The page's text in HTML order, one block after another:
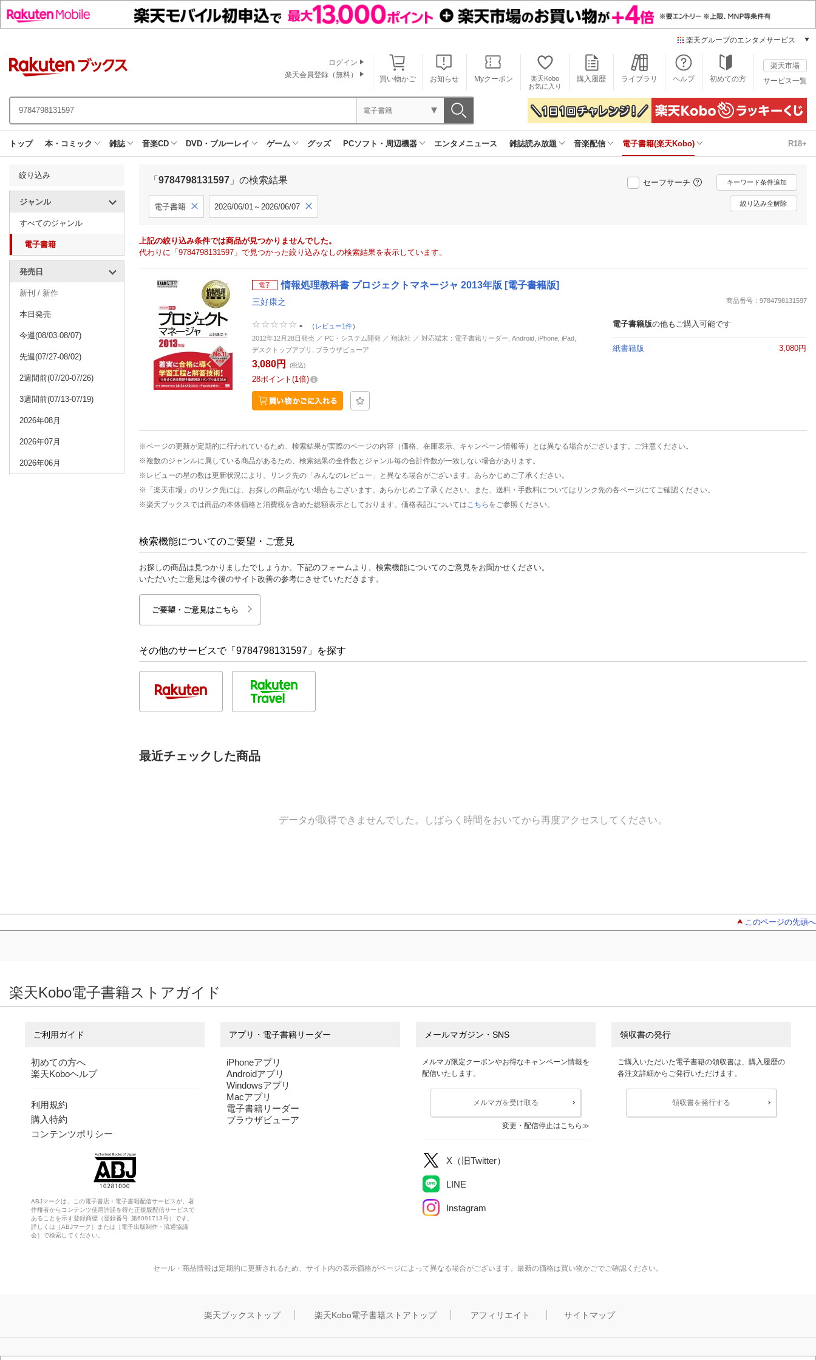
楽天グループのエンタメサービス
本/ゲーム/CD/DVD
楽天ブックス
電子書籍
楽天Kobo
雑誌読み放題
楽天ミュージック
動画配信
楽天TV
動画配信ガイド
推し楽
買い物かご お知らせ Myクーポン
楽天Kobo
お気に入り
購入履歴 ライブラリ ヘルプ 初めての方
楽天市場
サービス一覧
ログイン
楽天会員登録（無料）
電子書籍
トップ 本・コミック 雑誌 音楽CD DVD・ブルーレイ ゲーム グッズ PCソフト・周辺機器 エンタメニュース 雑誌読み放題 音楽配信 電子書籍(楽天Kobo) R18+
絞り込み
ジャンル
すべてのジャンル
電子書籍
発売日
新刊 / 新作
本日発売
今週(08/03-08/07)
先週(07/27-08/02)
2週間前(07/20-07/26)
3週間前(07/13-07/19)
2026年08月
2026年07月
2026年06月
「 9784798131597 」の検索結果 セーフサーチ キーワード条件追加
電子書籍 2026/06/01～2026/06/07 絞り込み全解除
上記の絞り込み条件では商品が見つかりませんでした。
代わりに「9784798131597」で見つかった絞り込みなしの検索結果を表示しています。
電子 情報処理教科書 プロジェクトマネージャ 2013年版 [電子書籍版]
三好康之 商品番号：9784798131597
- （ レビュー1件）
2012年12月28日発売 ／ PC・システム開発 ／ 翔泳社 ／ 対応端末：電子書籍リーダー, Android, iPhone, iPad,
デスクトップアプリ, ブラウザビューア
3,080円 (税込)
28ポイント 1倍
電子書籍版の他もご購入可能です
紙書籍版 3,080円
※ページの更新が定期的に行われているため、検索結果が実際のページの内容（価格、在庫表示、キャンペーン情報等）とは異なる場合がございます。ご注意ください。
※複数のジャンルに属している商品があるため、検索結果の全件数とジャンル毎の合計件数が一致しない場合があります。
※レビューの星の数は更新状況により、リンク先の「みんなのレビュー」と異なる場合がございます。あらかじめご了承ください。
※「楽天市場」のリンク先には、お探しの商品がない場合もございます。あらかじめご了承ください。また、送料・手数料についてはリンク先の各ページにてご確認ください。
※楽天ブックスでは商品の本体価格と消費税を含めた総額表示としております。価格表記については こちら をご参照ください。
検索機能についてのご要望・ご意見
お探しの商品は見つかりましたでしょうか。下記のフォームより、検索機能についてのご意見をお聞かせください。
いただいたご意見は今後のサイト改善の参考にさせていただきます。
ご要望・ご意見はこちら
その他のサービスで「9784798131597」を探す
最近チェックした商品
データが取得できませんでした。しばらく時間をおいてから再度アクセスしてください。
このページの先頭へ
楽天Kobo電子書籍ストアガイド
ご利用ガイド
初めての方へ
楽天Koboヘルプ
利用規約
購入特約
コンテンツポリシー
ABJマークは、この電子書店・電子書籍配信サービスが、著
作権者からコンテンツ使用許諾を得た正規版配信サービスで
あることを示す登録商標（登録番号 第6091713号）です。
詳しくは［ABJマーク］または［電子出版制作・流通協議
会］で検索してください。
アプリ・電子書籍リーダー
iPhoneアプリ
Androidアプリ
Windowsアプリ
Macアプリ
電子書籍リーダー
ブラウザビューア
メールマガジン・SNS
メルマガ限定クーポンやお得なキャンペーン情報を
配信いたします。
メルマガを受け取る
変更・配信停止はこちら
X（旧Twitter）
LINE
Instagram
領収書の発行
ご購入いただいた電子書籍の領収書は、購入履歴の
各注文詳細からご発行いただけます。
領収書を発行する
セール・商品情報は定期的に更新されるため、サイト内の表示価格がページによって異なる場合がございます。最新の価格は買い物かごでご確認ください。
楽天ブックストップ 楽天Kobo電子書籍ストアトップ アフィリエイト サイトマップ